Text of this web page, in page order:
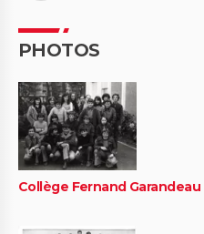
PHOTOS
Collège Fernand Garandeau